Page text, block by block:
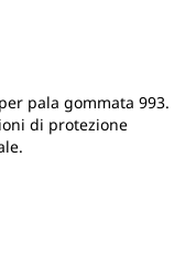
pala gommata 993.
di protezione